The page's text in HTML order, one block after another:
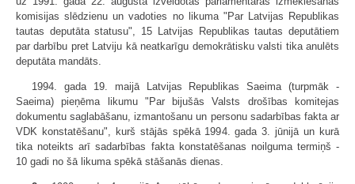
komisijas slēdzienu un vadoties no likuma "Par Latvijas Republikas
tautas deputāta statusu", 15 Latvijas Republikas tautas deputātiem
par darbību pret Latviju kā neatkarīgu demokrātisku valsti tika anulēts
deputāta mandāts.
1994. gada 19. maijā Latvijas Republikas Saeima (turpmāk -
Saeima) pieņēma likumu "Par bijušās Valsts drošības komitejas
dokumentu saglabāšanu, izmantošanu un personu sadarbības fakta ar
VDK konstatēšanu", kurš stājās spēkā 1994. gada 3. jūnijā un kurā
tika noteikts arī sadarbības fakta konstatēšanas noilguma termiņš -
10 gadi no šā likuma spēkā stāšanās dienas.